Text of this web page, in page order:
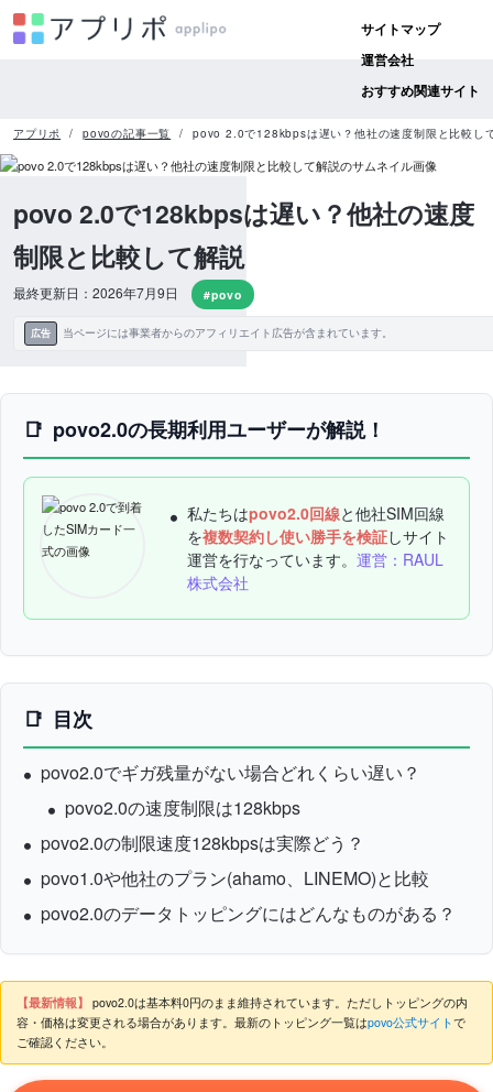
サイトマップ
運営会社
おすすめ関連サイト
アプリポ povoの記事一覧 povo 2.0で128kbpsは遅い？他社の速度制限と比較し
povo 2.0で128kbpsは遅い？他社の速度
制限と比較して解説
最終更新日：2026年7月9日 #povo
広告 当ページには事業者からのアフィリエイト広告が含まれています。
povo2.0の長期利用ユーザーが解説！
私たちはpovo2.0回線と他社SIM回線
を複数契約し使い勝手を検証しサイト
運営を行なっています。 運営：RAUL
株式会社
目次
povo2.0でギガ残量がない場合どれくらい遅い？
povo2.0の速度制限は128kbps
povo2.0の制限速度128kbpsは実際どう？
povo1.0や他社のプラン(ahamo、LINEMO)と比較
povo2.0のデータトッピングにはどんなものがある？
【最新情報】 povo2.0は基本料0円のまま維持されています。ただしトッピングの内
容・価格は変更される場合があります。最新のトッピング一覧はpovo公式サイトで
ご確認ください。